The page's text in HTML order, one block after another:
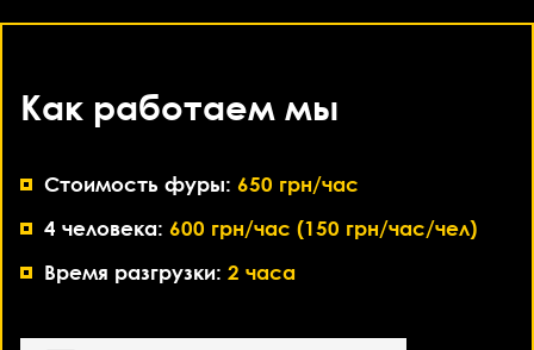
Как работаем мы
Стоимость фуры: 650 грн/час
4 человека: 600 грн/час (150 грн/час/чел)
Время разгрузки: 2 часа